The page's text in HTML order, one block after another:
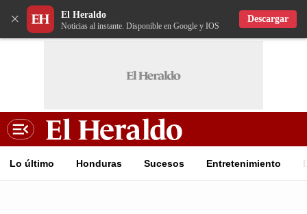
× El Heraldo
Noticias al instante. Disponible en Google y IOS
Descargar
Lo último Honduras Sucesos Entretenimiento